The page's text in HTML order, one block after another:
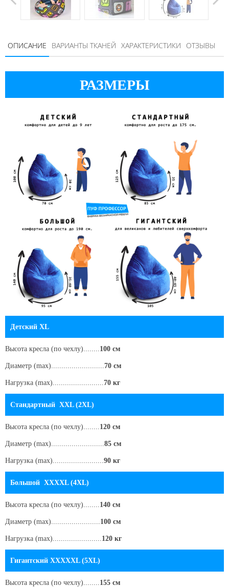
ОПИСАНИЕ ВАРИАНТЫ ТКАНЕЙ ХАРАКТЕРИСТИКИ ОТЗЫВЫ
РАЗМЕРЫ
Детский XL
Высота кресла (по чехлу) 100 см
Диаметр (max).......................... 70 см
Нагрузка (max)......................... 70 кг
Стандартный XXL (2XL)
Высота кресла (по чехлу) 120 см
Диаметр (max).......................... 85 см
Нагрузка (max)......................... 90 кг
Большой XXXXL (4XL)
Высота кресла (по чехлу) 140 см
Диаметр (max)........................ 100 см
Нагрузка (max)........................ 120 кг
Гигантский XXXXXL (5XL)
Высота кресла (по чехлу) 155 см